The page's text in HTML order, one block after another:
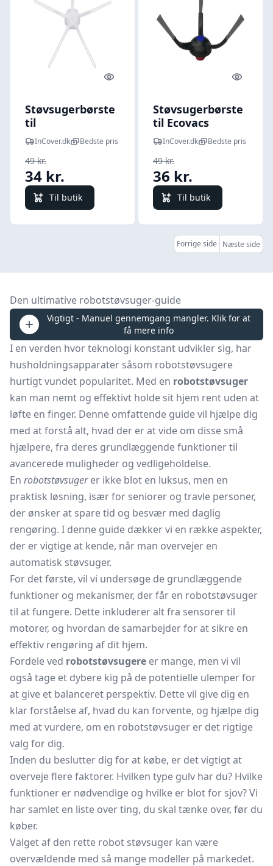
Quick look
Støvsugerbørste
til
Robotstøvsuger
Xiaomi S10+ -
Hvid
InCover.dk Bedste pris
49 kr.
34 kr.
Til butik
Quick
Støvsugerbørste
til Ecovacs
Deebot N20 /
N20 Plus / N20
Pro Plus / N30
Pro Omni
Robotstøvsuger -
Sort
InCover.dk Bedste pris
49 kr.
36 kr.
Til butik
Forrige side Næste side
Den ultimative robotstøvsuger-guide
Vigtigt - Manuel gennemgang mangler. Klik for at
få mere info
I en verden hvor teknologi konstant udvikler sig, har
husholdningsapparater såsom robotstøvsugere
hurtigt vundet popularitet. Med en robotstøvsuger
kan man nemt og effektivt holde sit hjem rent uden at
løfte en finger. Denne omfattende guide vil hjælpe dig
med at forstå alt, hvad der er at vide om disse små
hjælpere, fra deres grundlæggende funktioner til
avancerede muligheder og vedligeholdelse.
En robotstøvsugerer ikke blot en luksus, men en
praktisk løsning, især for seniorer og travle personer,
der ønsker at spare tid og besvær med daglig
rengøring. I denne guide dækker vi en række aspekter,
der er vigtige at kende, når man overvejer en
automatisk støvsuger.
For det første, vil vi undersøge de grundlæggende
funktioner og mekanismer, der får en robotstøvsuger
til at fungere. Dette inkluderer alt fra sensorer til
motorer, og hvordan de samarbejder for at sikre en
effektiv rengøring af dit hjem.
Fordele ved robotstøvsugere er mange, men vi vil
også tage et dybere kig på de potentielle ulemper for
at give et balanceret perspektiv. Dette vil give dig en
klar forståelse af, hvad du kan forvente, og hjælpe dig
med at vurdere, om en robotstøvsuger er det rigtige
valg for dig.
Inden du beslutter dig for at købe, er det vigtigt at
overveje flere faktorer. Hvilken type gulv har du? Hvilke
funktioner er nødvendige og hvilke er blot for sjov? Vi
har samlet en liste over ting, du skal tænke over, før du
køber.
Valget af den rette robot støvsuger kan være
overvældende med så mange modeller på markedet.